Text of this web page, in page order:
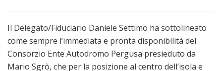
Il Delegato/Fiduciario Daniele Settimo ha sottolineato
come sempre l’immediata e pronta disponibilità del
Consorzio Ente Autodromo Pergusa presieduto da
Mario Sgrò, che per la posizione al centro dell’isola e